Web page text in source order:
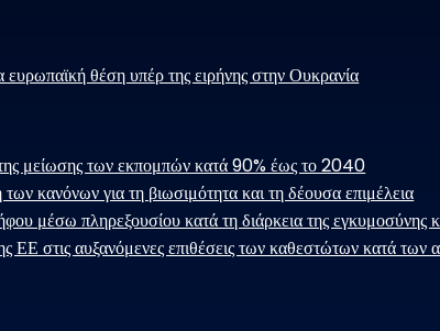
θέση υπέρ της ειρήνης στην Ουκρανία
μείωσης των εκπομπών κατά 90% έως το 2040
κανόνων για τη βιωσιμότητα και τη δέουσα επιμέλεια
μέσω πληρεξουσίου κατά τη διάρκεια της εγκυμοσύνης
ΕΕ στις αυξανόμενες επιθέσεις των καθεστώτων κατά των